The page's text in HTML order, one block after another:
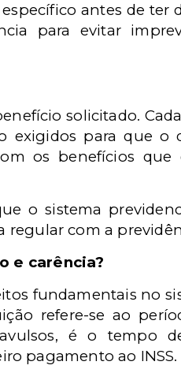
antes de ter
para evitar
solicitado.
para que o
os benefícios que
o sistema
com a
e carência?
fundamentais no
refere-se ao
é o tempo
pagamento ao INSS.